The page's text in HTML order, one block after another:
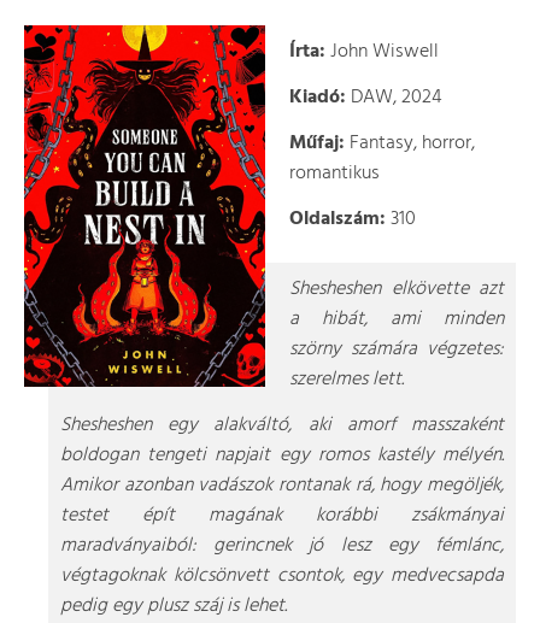
Írta:John Wiswell
Kiadó: DAW, 2024
Műfaj: Fantasy, horror,
romantikus
Oldalszám:310
Shesheshen elkövette azt
a hibát, ami minden
szörny számára végzetes:
szerelmes lett.
Shesheshen egy alakváltó, aki amorf masszaként
boldogan tengeti napjait egy romos kastély mélyén.
Amikor azonban vadászok rontanak rá, hogy megöljék,
testet épít magának korábbi zsákmányai
maradványaiból: gerincnek jó lesz egy fémlánc,
végtagoknak kölcsönvett csontok, egy medvecsapda
pedig egy plusz száj is lehet.